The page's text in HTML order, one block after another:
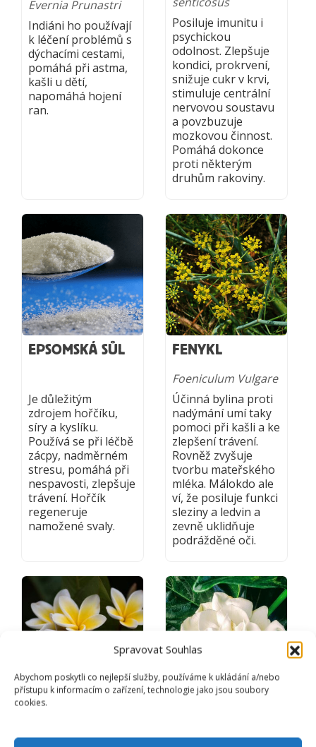
Spravovat Souhlas
Abychom poskytli co nejlepší služby, používáme k ukládání a/nebo
přístupu k informacím o zařízení, technologie jako jsou soubory
cookies.
Evernia Prunastri
Indiáni ho používají
k léčení problémů s
dýchacími cestami,
pomáhá při astma,
kašli u dětí,
napomáhá hojení
ran.
Posiluje imunitu i
psychickou
odolnost. Zlepšuje
kondici, prokrvení,
snižuje cukr v krvi,
stimuluje centrální
nervovou soustavu
a povzbuzuje
mozkovou činnost.
Pomáhá dokonce
proti některým
druhům rakoviny.
EPSOMSKÁ SŮL
Je důležitým
zdrojem hořčíku,
síry a kyslíku.
Používá se při léčbě
zácpy, nadměrném
stresu, pomáhá při
nespavosti, zlepšuje
trávení. Hořčík
regeneruje
namožené svaly.
FENYKL
Foeniculum Vulgare
Účinná bylina proti
nadýmání umí taky
pomoci při kašli a ke
zlepšení trávení.
Rovněž zvyšuje
tvorbu mateřského
mléka. Málokdo ale
ví, že posiluje funkci
sleziny a ledvin a
zevně uklidňuje
podrážděné oči.
Plumeria alba